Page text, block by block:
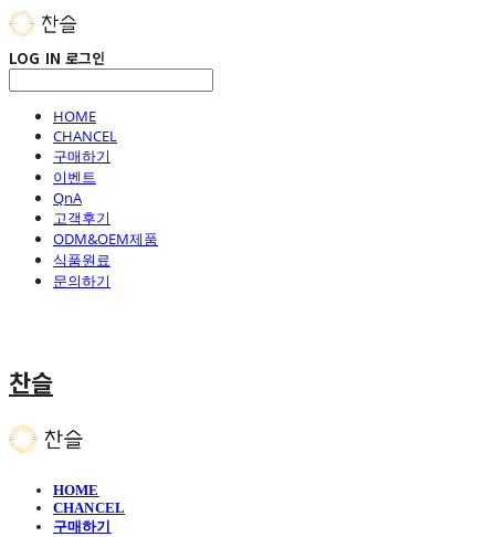
LOG IN 로그인
HOME
CHANCEL
구매하기
이벤트
QnA
고객후기
ODM&OEM제품
식품원료
문의하기
찬슬
HOME
CHANCEL
구매하기